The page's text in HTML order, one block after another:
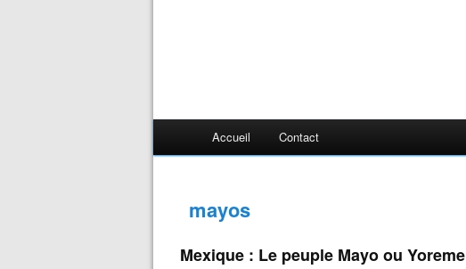
Accueil Contact
mayos
Mexique : Le peuple Mayo ou Yoreme